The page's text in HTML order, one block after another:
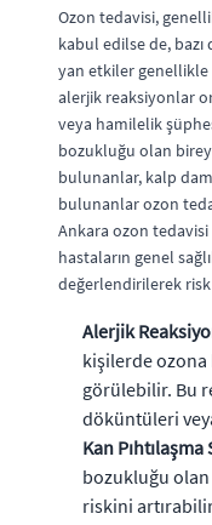
Ozon tedavisi,
kabul edilse de,
yan etkiler genellikle
alerjik reaksiyonlar
veya hamilelik
bozukluğu olan
bulunanlar, kalp
bulunanlar ozon
Ankara ozon
hastaların genel
değerlendirilerek
Alerjik
kişilerde ozona
görülebilir. Bu
döküntüleri
Kan
bozukluğu
riskini